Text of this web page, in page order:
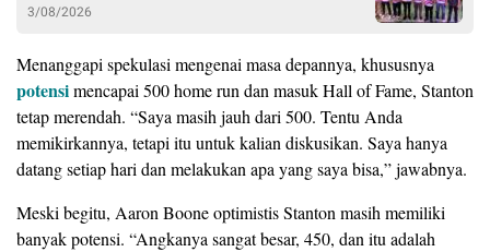
3/08/2026
​Menanggapi spekulasi mengenai masa depannya, khususnya
potensimencapai 500 home run dan masuk Hall of Fame, Stanton
tetap merendah. “Saya masih jauh dari 500. Tentu Anda
memikirkannya, tetapi itu untuk kalian diskusikan. Saya hanya
datang setiap hari dan melakukan apa yang saya bisa,” jawabnya.
​Meski begitu, Aaron Boone optimistis Stanton masih memiliki
banyak potensi. “Angkanya sangat besar, 450, dan itu adalah